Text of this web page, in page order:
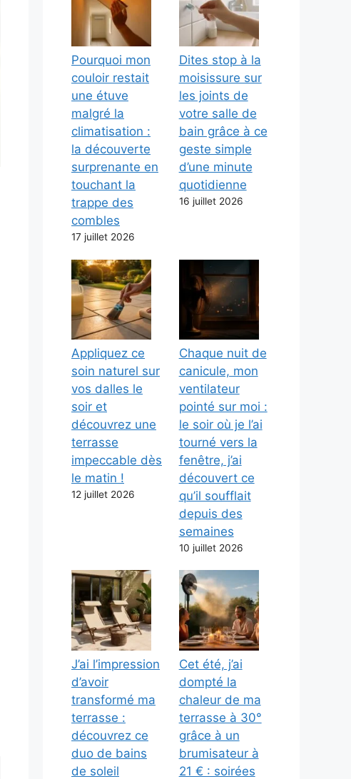
Pourquoi mon
couloir restait
une étuve
malgré la
climatisation :
la découverte
surprenante en
touchant la
trappe des
combles
17 juillet 2026
Dites stop à la
moisissure sur
les joints de
votre salle de
bain grâce à ce
geste simple
d’une minute
quotidienne
16 juillet 2026
Appliquez ce
soin naturel sur
vos dalles le
soir et
découvrez une
terrasse
impeccable dès
le matin !
12 juillet 2026
Chaque nuit de
canicule, mon
ventilateur
pointé sur moi :
le soir où je l’ai
tourné vers la
fenêtre, j’ai
découvert ce
qu’il soufflait
depuis des
semaines
10 juillet 2026
J’ai l’impression
d’avoir
transformé ma
terrasse :
découvrez ce
duo de bains
de soleil
Cet été, j’ai
dompté la
chaleur de ma
terrasse à 30°
grâce à un
brumisateur à
21 € : soirées